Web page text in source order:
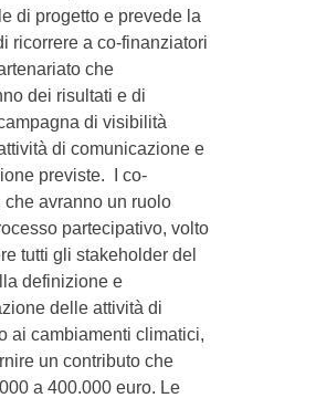
di progetto e prevede la
ricorrere a co-finanziatori
che
dei risultati e di
di visibilità
di comunicazione e
previste. I co-
che avranno un ruolo
partecipativo, volto
tutti gli stakeholder del
definizione e
delle attività di
ai cambiamenti climatici,
un contributo che
a 400.000 euro. Le